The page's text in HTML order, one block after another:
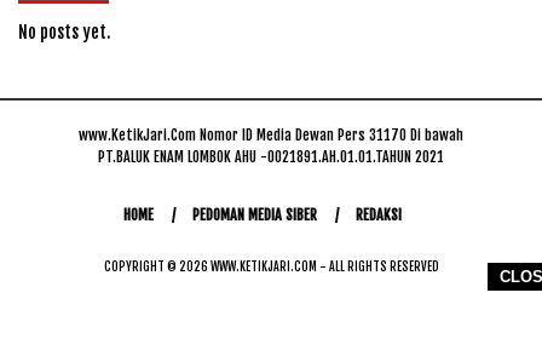
No posts yet.
www.KetikJari.Com Nomor ID Media Dewan Pers 31170 Di bawah
PT.BALUK ENAM LOMBOK AHU -0021891.AH.01.01.TAHUN 2021
HOME PEDOMAN MEDIA SIBER REDAKSI
COPYRIGHT © 2026 WWW.KETIKJARI.COM - ALL RIGHTS RESERVED